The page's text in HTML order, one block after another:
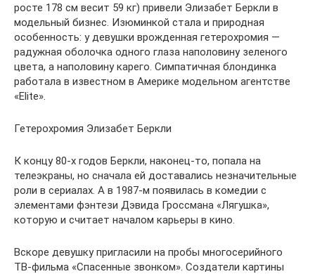
росте 178 см весит 59 кг) привели Элизабет Беркли в
модельный бизнес. Изюминкой стала и природная
особенность: у девушки врожденная гетерохромия —
радужная оболочка одного глаза наполовину зеленого
цвета, а наполовину карего. Симпатичная блондинка
работала в известном в Америке модельном агентстве
«Elite».
Гетерохромия Элизабет Беркли
К концу 80-х годов Беркли, наконец-то, попала на
телеэкраны, но сначала ей доставались незначительные
роли в сериалах. А в 1987-м появилась в комедии с
элементами фэнтези Дэвида Гроссмана «Лягушка»,
которую и считает началом карьеры в кино.
Вскоре девушку пригласили на пробы многосерийного
ТВ-фильма «Спасенные звонком». Создатели картины